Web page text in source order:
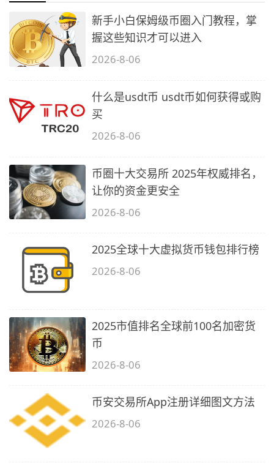
新手小白保姆级币圈入门教程，掌
握这些知识才可以进入
2026-8-06
什么是usdt币 usdt币如何获得或购
买
2026-8-06
币圈十大交易所 2025年权威排名，
让你的资金更安全
2026-8-06
2025全球十大虚拟货币钱包排行榜
2026-8-06
2025市值排名全球前100名加密货
币
2026-8-06
币安交易所App注册详细图文方法
2026-8-06